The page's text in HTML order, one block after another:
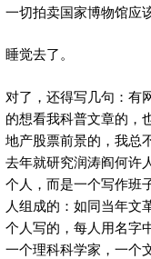
一切拍卖国家博物馆应
睡觉去了。
对了，还得写几句：有
的想看我科普文章的，
地产股票前景的，我总
去年就研究润涛阎何许
个人，而是一个写作班
人组成的：如同当年文
个人写的，每人用名字
一个理科科学家，一个